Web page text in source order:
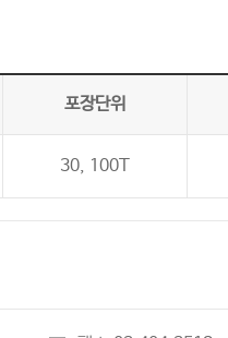
포장단위
30, 100T